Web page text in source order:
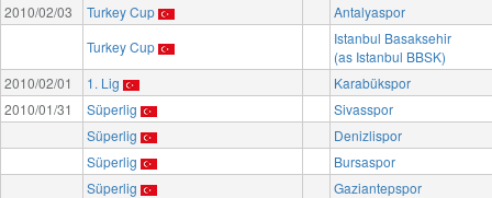
2010/02/03
Turkey Cup
Antalyaspor
Turkey Cup
Istanbul Basaksehir
(as Istanbul BBSK)
2010/02/01
1. Lig
Karabükspor
2010/01/31
Süperlig
Sivasspor
Süperlig
Denizlispor
Süperlig
Bursaspor
Süperlig
Gaziantepspor